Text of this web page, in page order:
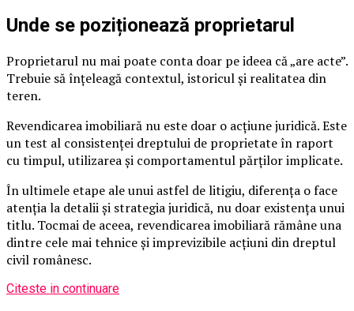
Unde se poziționează proprietarul
Proprietarul nu mai poate conta doar pe ideea că „are acte”.
Trebuie să înțeleagă contextul, istoricul și realitatea din
teren.
Revendicarea imobiliară nu este doar o acțiune juridică. Este
un test al consistenței dreptului de proprietate în raport
cu timpul, utilizarea și comportamentul părților implicate.
În ultimele etape ale unui astfel de litigiu, diferența o face
atenția la detalii și strategia juridică, nu doar existența unui
titlu. Tocmai de aceea, revendicarea imobiliară rămâne una
dintre cele mai tehnice și imprevizibile acțiuni din dreptul
civil românesc.
Citeste in continuare